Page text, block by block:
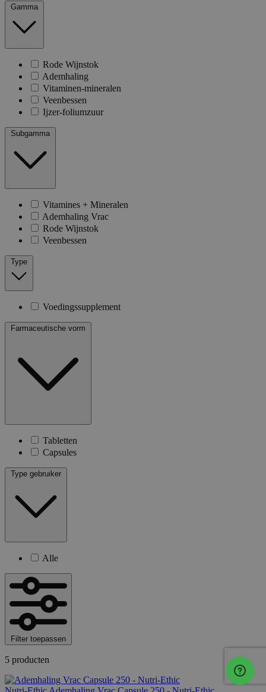
Gamma
Rode Wijnstok
Ademhaling
Vitaminen-mineralen
Veenbessen
Ijzer-foliumzuur
Subgamma
Vitamines + Mineralen
Ademhaling Vrac
Rode Wijnstok
Veenbessen
Type
Voedingssupplement
Farmaceutische vorm
Tabletten
Capsules
Type gebruiker
Alle
Filter toepassen
5 producten